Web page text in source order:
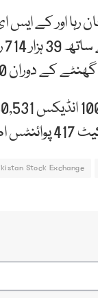
پوائنٹس کا اضافہ دیکھا گیا۔
تھی۔
Stock Exchange